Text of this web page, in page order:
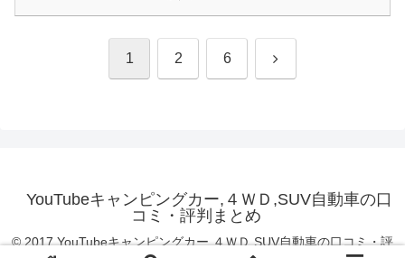
1 2 6 次
YouTubeキャンピングカー,４ＷＤ,SUV自動車の口
コミ・評判まとめ
© 2017 YouTubeキャンピングカー,４ＷＤ,SUV自動車の口コミ・評